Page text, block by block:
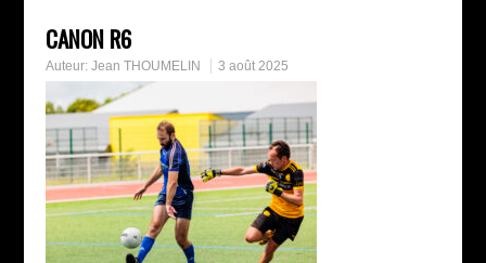
CANON R6
Auteur:Jean THOUMELIN 3 août 2025